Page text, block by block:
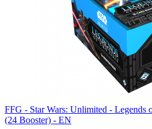
FFG - Star Wars: Unlimited - Legends
(24 Booster) - EN